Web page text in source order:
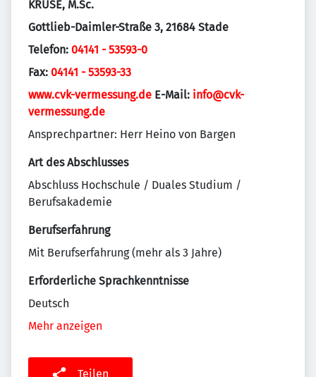
KRUSE, M.Sc.
Gottlieb-Daimler-Straße 3, 21684 Stade
Telefon: 04141 - 53593-0
Fax: 04141 - 53593-33
www.cvk-vermessung.de E-Mail: info@cvk-
vermessung.de
Ansprechpartner: Herr Heino von Bargen
Art des Abschlusses
Abschluss Hochschule / Duales Studium /
Berufsakademie
Berufserfahrung
Mit Berufserfahrung (mehr als 3 Jahre)
Erforderliche Sprachkenntnisse
Deutsch
Mehr anzeigen
Teilen